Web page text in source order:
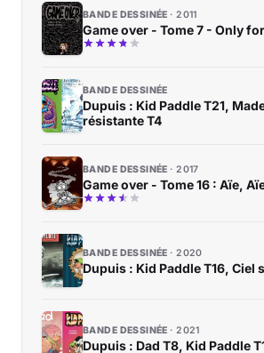
BANDE DESSINÉE 2011
Game over - Tome 7 - Only
BANDE DESSINÉE
Dupuis : Kid Paddle T21,
résistante T4
BANDE DESSINÉE 2017
Game over - Tome 16 : Aïe,
BANDE DESSINÉE 2020
Dupuis : Kid Paddle T16, Ciel
BANDE DESSINÉE 2021
Dupuis : Dad T8, Kid Paddle